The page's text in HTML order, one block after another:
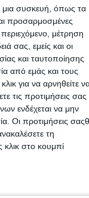
μια συσκευή, όπως τα
προσαρμοσμένες
μέτρηση
σας, εμείς και οι
και ταυτοποίησης
από εμάς και τους
για να αρνηθείτε
τις προτιμήσεις σας
ενδέχεται να μην
Οι προτιμήσεις
τη
στο κουμπί